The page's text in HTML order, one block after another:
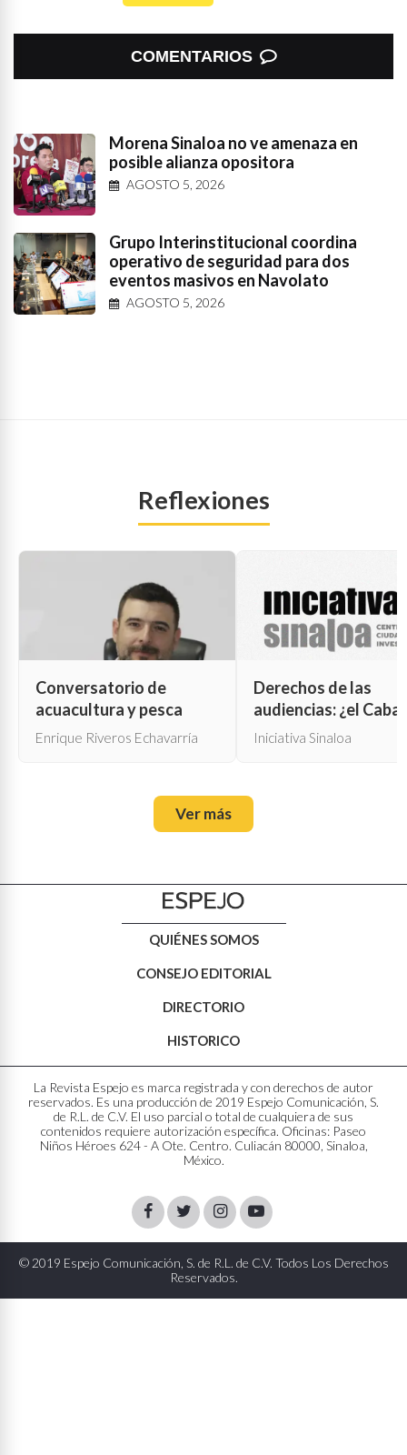
COMENTARIOS
Morena Sinaloa no ve amenaza en
posible alianza opositora
AGOSTO 5, 2026
Grupo Interinstitucional coordina
operativo de seguridad para dos
eventos masivos en Navolato
AGOSTO 5, 2026
Reflexiones
Conversatorio de
acuacultura y pesca
Enrique Riveros Echavarría
Derechos de las
audiencias: ¿el
de Troya para la
Iniciativa Sinaloa
Ver más
QUIÉNES SOMOS
CONSEJO EDITORIAL
DIRECTORIO
HISTORICO
La Revista Espejo es marca registrada y con derechos de autor
reservados. Es una producción de 2019 Espejo Comunicación, S.
de R.L. de C.V. El uso parcial o total de cualquiera de sus
contenidos requiere autorización específica. Oficinas: Paseo
Niños Héroes 624 - A Ote. Centro. Culiacán 80000, Sinaloa,
México.
FacebookTwitterInstagram
Youtube
© 2019 Espejo Comunicación, S. de R.L. de C.V. Todos Los Derechos
Reservados.